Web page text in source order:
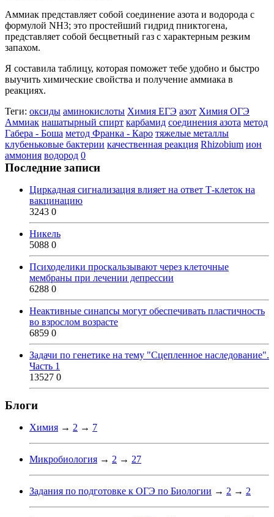
Аммиак представляет собой соединение азота и водорода с
формулой NH3; это простейший гидрид пниктогена,
представляет собой бесцветный газ с характерным резким
запахом.
Я составила таблицу, которая поможет тебе удобно и быстро
выучить химические свойства и получение аммиака в
реакциях.
Теги: оксиды аминокислоты Химия ЕГЭ азот Химия ОГЭ
Аммиак нашатырный спирт карбамид соединения азота метод
Габера - Боша метод Франка - Каро тяжелые металлы
клубеньковые бактерии качественная реакция Rhizobium ион
аммония водород 0
Последние записи
Циркадная сигнализация влияет на ответ Т-клеток на
вакцинацию
3243 0
Никель
5088 0
Психоделики проскальзывают через клеточные
мембраны при лечении депрессии
6288 0
Неактивные синапсы могут обеспечивать пластичность
во взрослом возрасте
6859 0
Задачи по генетике на тему "Сцепленное наследование".
Часть 1
13527 0
Блоги
Химия → 2 → 7
Микробиология → 2 → 27
Задания по подготовке к ОГЭ по Биологии → 2 → 2